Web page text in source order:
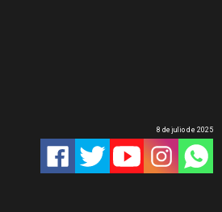
8 de julio de 2025